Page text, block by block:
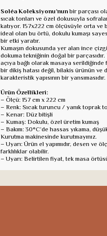
Soléa Koleksiyonu’nunbir parçası
sıcak tonları ve özel dokusuyla
katıyor. 157x222 cm ölçüsüyle orta ve
ideal olan bu örtü, dokulu kumaşı
bir etki yaratır.
Kumaşın dokusunda yer alan ince
dokuma tekniğinin doğal bir parçasıdır.
açıya bağlı olarak masaya
bir dikiş hatası değil, bilakis ürünün ve
karakteristik yapısının bir yansımasıdır.
Ürün Özellikleri:
– Ölçü: 157 cm x 222 cm
– Renk: Sıcak turuncu / yanık toprak
– Kenar: Düz bitişli
– Kumaş: Dokulu, özel üretim kumaş
– Bakım: 30°C’de hassas yıkama,
Kurutma makinesinde kurutmayınız.
– Uyarı: Ürün el yapımıdır, desen ve
farklılıklar olabilir.
– Uyarı: Belirtilen fiyat, tek masa